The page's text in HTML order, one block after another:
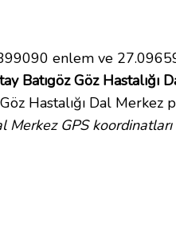
enlem ve
Batıgöz Göz Hastalığı
Hastalığı Dal Merkez
Merkez GPS koordinatları